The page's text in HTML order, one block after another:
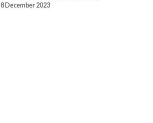
8 December 2023